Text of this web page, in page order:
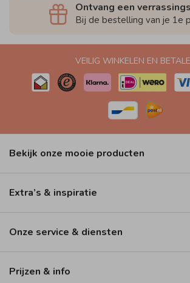
Ontvang een
Bij de bestelling van je 1e
VEILIG WINKELEN EN
Bekijk onze mooie producten
Extra’s & inspiratie
Onze service & diensten
Prijzen & info